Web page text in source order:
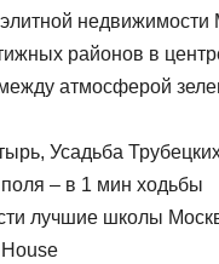
недвижимости
районов в
атмосферой
Усадьба
– в 1 мин ходьбы
лучшие школы